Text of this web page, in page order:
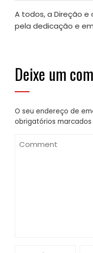
A todos, a Direção
pela dedicação e
Deixe um
O seu endereço de
obrigatórios marcados